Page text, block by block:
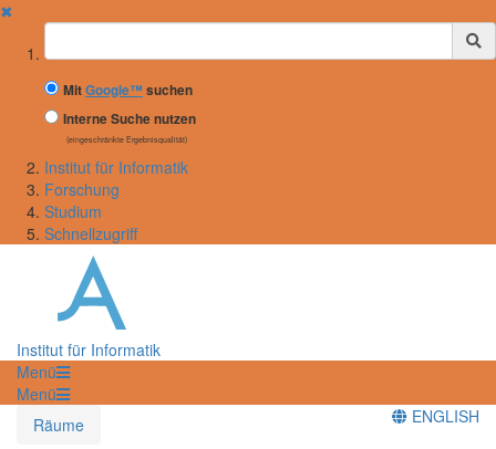
✖
Suchbegriff
MitGoogle™suchen
Interne Suche nutzen
(eingeschränkte Ergebnisqualität)
Institut für Informatik
Forschung
Studium
Schnellzugriff
Institut für Informatik
Menü
Menü
Räume
ENGLISH